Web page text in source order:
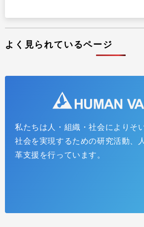
よく見られているページ
私たちは人・組織・社会によりそ
社会を実現するための研究活動、
革支援を行っています。